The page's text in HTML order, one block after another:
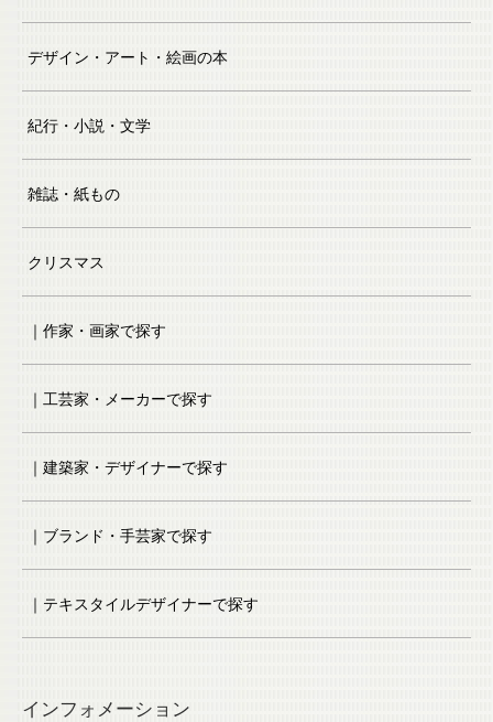
デザイン・アート・絵画の本
紀行・小説・文学
雑誌・紙もの
クリスマス
｜作家・画家で探す
｜工芸家・メーカーで探す
｜建築家・デザイナーで探す
｜ブランド・手芸家で探す
｜テキスタイルデザイナーで探す
インフォメーション